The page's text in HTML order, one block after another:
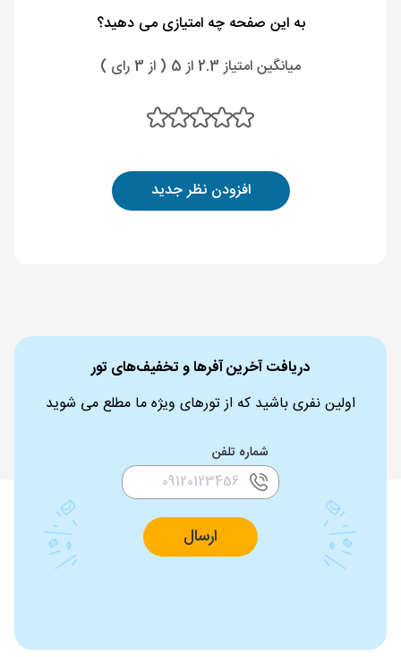
به این صفحه چه امتیازی می دهید؟
میانگین امتیاز 2.3 از 5 ( از 3 رای )
افزودن نظر جدید
دریافت آخرین آفرها و تخفیف‌های تور
اولین نفری باشید که از تورهای ویژه ما مطلع می شوید
شماره تلفن
ارسال